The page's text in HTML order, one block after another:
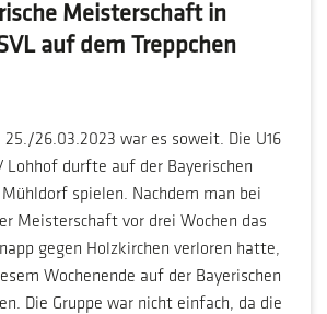
Meisterschaft in
auf dem Treppchen
25./26.03.2023 war es soweit. Die U16
Lohhof durfte auf der Bayerischen
spielen. Nachdem man bei
Meisterschaft vor drei Wochen das
gegen Holzkirchen verloren hatte,
Wochenende auf der Bayerischen
Die Gruppe war nicht einfach, da die